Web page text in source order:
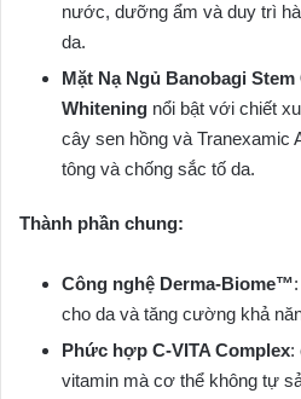
nước, dưỡng ẩm và duy trì
da.
Mặt Nạ Ngủ Banobagi
Whitening nổi bật với chiết
cây sen hồng và Tranexamic
tông và chống sắc tố da.
Thành phần chung:
Công nghệ Derma-Biome™
cho da và tăng cường khả
Phức hợp C-VITA Complex:
vitamin mà cơ thể không tự